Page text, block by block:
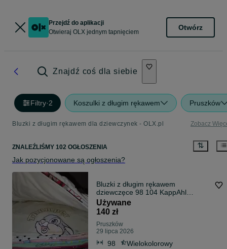
Przejdź do aplikacji
Otwieraj OLX jednym tapnięciem
Otwórz
Znajdź coś dla siebie
Filtry·2 Koszulki z długim rękawem Pruszków
Bluzki z długim rękawem dla dziewczynek - OLX.pl Zobacz
ZNALEŹLIŚMY 102 OGŁOSZENIA
Jak pozycjonowane są ogłoszenia?
Bluzki z długim rękawem
dziewczęce 98 104 KappAhl
jednolite
Używane
140 zł
Pruszków
29 lipca 2026
98 Wielokolorowy